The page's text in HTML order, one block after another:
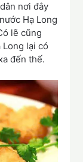
nơi đây
Hạ Long
lẽ cũng
Long lại có
đến thế.